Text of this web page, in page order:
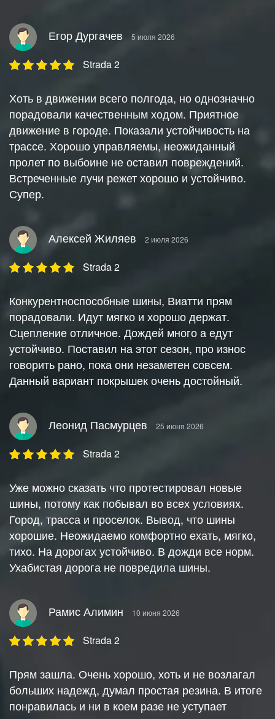
Егор Дургачев 5 июля 2026
Strada 2
Хоть в движении всего полгода, но однозначно
порадовали качественным ходом. Приятное
движение в городе. Показали устойчивость на
трассе. Хорошо управляемы, неожиданный
пролет по выбоине не оставил повреждений.
Встреченные лучи режет хорошо и устойчиво.
Супер.
Алексей Жиляев 2 июля 2026
Strada 2
Конкурентноспособные шины, Виатти прям
порадовали. Идут мягко и хорошо держат.
Сцепление отличное. Дождей много а едут
устойчиво. Поставил на этот сезон, про износ
говорить рано, пока они незаметен совсем.
Данный вариант покрышек очень достойный.
Леонид Пасмурцев 25 июня 2026
Strada 2
Уже можно сказать что протестировал новые
шины, потому как побывал во всех условиях.
Город, трасса и проселок. Вывод, что шины
хорошие. Неожидаемо комфортно ехать, мягко,
тихо. На дорогах устойчиво. В дожди все норм.
Ухабистая дорога не повредила шины.
Рамис Алимин 10 июня 2026
Strada 2
Прям зашла. Очень хорошо, хоть и не возлагал
больших надежд, думал простая резина. В итоге
понравилась и ни в коем разе не уступает